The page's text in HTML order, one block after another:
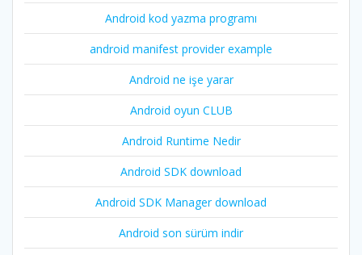
Android kod yazma programı
android manifest provider example
Android ne işe yarar
Android oyun CLUB
Android Runtime Nedir
Android SDK download
Android SDK Manager download
Android son sürüm indir